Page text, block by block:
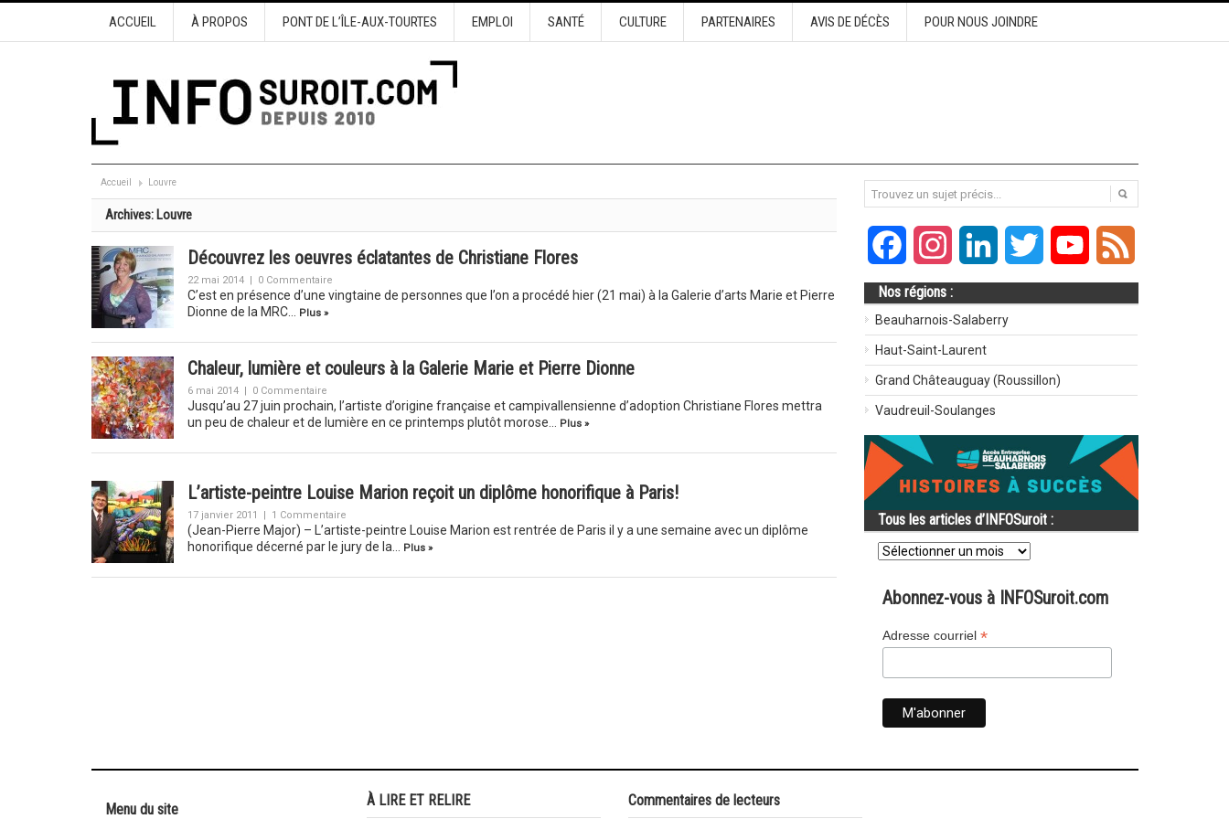
ACCUEIL À PROPOS PONT DE L’ÎLE-AUX-TOURTES EMPLOI SANTÉ CULTURE PARTENAIRES AVIS DE DÉCÈS POUR NOUS JOINDRE
Accueil Louvre
Archives: Louvre
Découvrez les oeuvres éclatantes de Christiane Flores
22 mai 2014 | 0 Commentaire
C’est en présence d’une vingtaine de personnes que l’on a procédé hier (21 mai) à la Galerie d’arts Marie et Pierre
Dionne de la MRC…
Plus »
Chaleur, lumière et couleurs à la Galerie Marie et Pierre Dionne
6 mai 2014 | 0 Commentaire
Jusqu’au 27 juin prochain, l’artiste d’origine française et campivallensienne d’adoption Christiane Flores mettra
un peu de chaleur et de lumière en ce printemps plutôt morose…
Plus »
L’artiste-peintre Louise Marion reçoit un diplôme honorifique à Paris!
17 janvier 2011 | 1 Commentaire
(Jean-Pierre Major) – L’artiste-peintre Louise Marion est rentrée de Paris il y a une semaine avec un diplôme
honorifique décerné par le jury de la…
Plus »
FacebookInstagramLinkedIn Twitter YouTube
Nos régions :
Beauharnois-Salaberry
Haut-Saint-Laurent
Grand Châteauguay (Roussillon)
Vaudreuil-Soulanges
Tous les articles d’INFOSuroit :
Tous
les
d’INFOSuroit
Abonnez-vous à INFOSuroit.com
Adresse courriel *
Menu du site
À LIRE ET RELIRE Commentaires de lecteurs